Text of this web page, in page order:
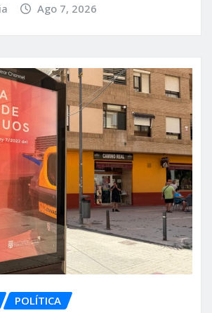
Ago 7, 2026
POLÍTICA